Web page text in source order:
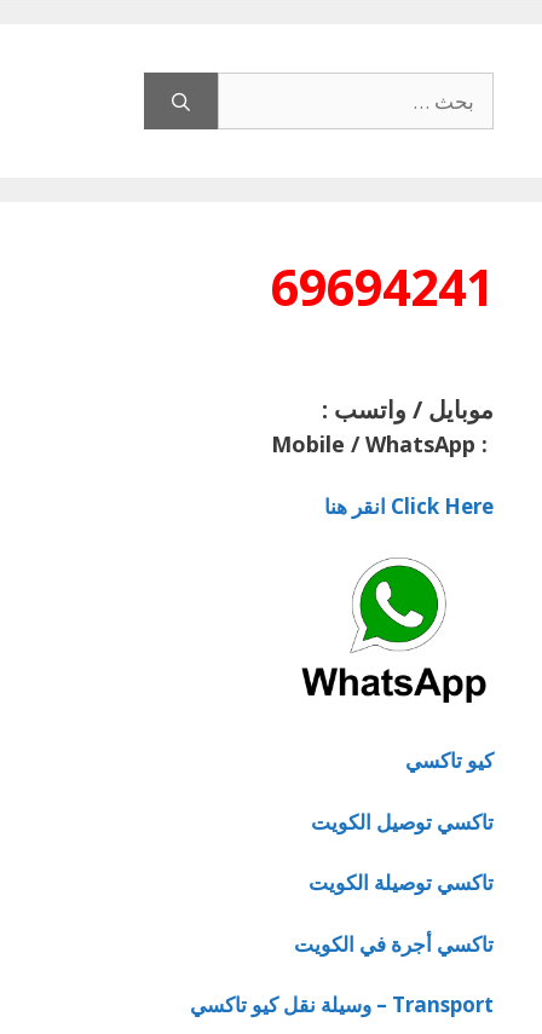
عن:
69694241
موبايل / واتسب :
:
Mobile / WhatsApp
Click Here انقر هنا
كيو تاكسي
تاكسي توصيل الكويت
تاكسي توصيلة الكويت
تاكسي أجرة في الكويت
Transport – وسيلة نقل كيو تاكسي